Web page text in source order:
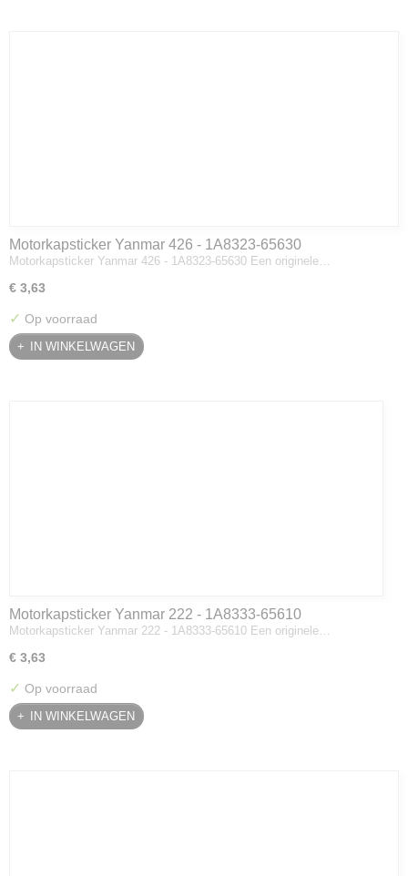
Motorkapsticker Yanmar 426 - 1A8323-65630
Motorkapsticker Yanmar 426 - 1A8323-65630 Een originele…
€ 3,63
✓ Op voorraad
IN WINKELWAGEN
Motorkapsticker Yanmar 222 - 1A8333-65610
Motorkapsticker Yanmar 222 - 1A8333-65610 Een originele…
€ 3,63
✓ Op voorraad
IN WINKELWAGEN